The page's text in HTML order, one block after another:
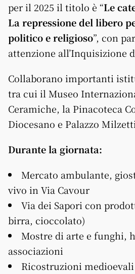
per il 2025 il titolo è “Le
La repressione del libero
politico e religioso”, con
attenzione all’Inquisizione
Collaborano importanti
tra cui il Museo
Ceramiche, la Pinacoteca
Diocesano e Palazzo
Durante la giornata:
Mercato ambulante,
vivo in Via Cavour
Via dei Sapori con
birra, cioccolato)
Mostre di arte e funghi,
associazioni
Ricostruzioni